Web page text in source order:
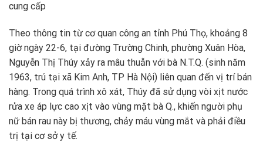
cung cấp
Theo thông tin từ cơ quan công an tỉnh Phú Thọ, khoảng 8
giờ ngày 22-6, tại đường Trường Chinh, phường Xuân Hòa,
Nguyễn Thị Thúy xảy ra mâu thuẫn với bà N.T.Q. (sinh năm
1963, trú tại xã Kim Anh, TP Hà Nội) liên quan đến vị trí bán
hàng. Trong quá trình xô xát, Thúy đã sử dụng vòi xịt nước
rửa xe áp lực cao xịt vào vùng mặt bà Q., khiến người phụ
nữ bán rau này bị thương, chảy máu vùng mắt và phải điều
trị tại cơ sở y tế.